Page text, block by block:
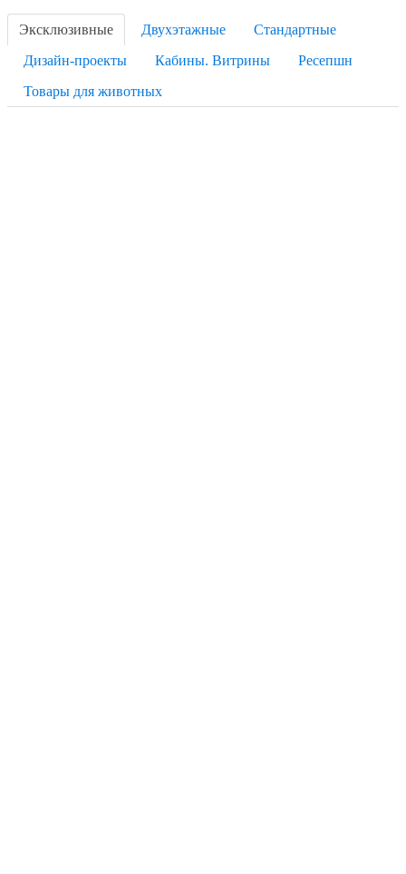
Эксклюзивные Двухэтажные
Стандартные
Дизайн-проекты
Кабины. Витрины
Ресепшн
Товары для животных